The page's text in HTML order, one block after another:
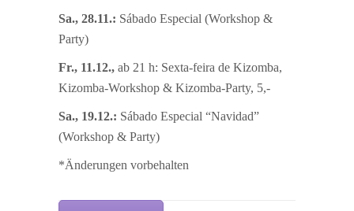
Sa., 28.11.: Sábado Especial (Workshop &
Party)
Fr., 11.12., ab 21 h: Sexta-feira de Kizomba,
Kizomba-Workshop & Kizomba-Party, 5,-
Sa., 19.12.: Sábado Especial “Navidad”
(Workshop & Party)
*Änderungen vorbehalten